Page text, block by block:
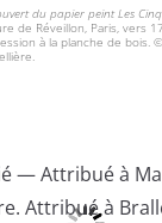
du papier peint Les
de Réveillon, Paris, vers
à la planche de bois.